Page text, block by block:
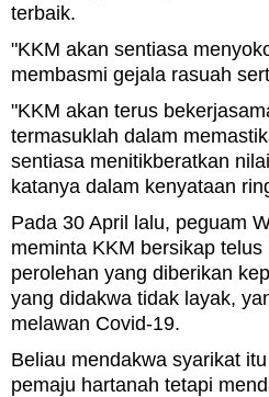
terbaik.
"KKM akan sentiasa
membasmi gejala rasuah
"KKM akan terus
termasuklah dalam
sentiasa menitikberatkan
katanya dalam kenyataan
Pada 30 April lalu, peguam
meminta KKM bersikap
perolehan yang diberikan
yang didakwa tidak layak,
melawan Covid-19.
Beliau mendakwa syarikat
pemaju hartanah tetapi